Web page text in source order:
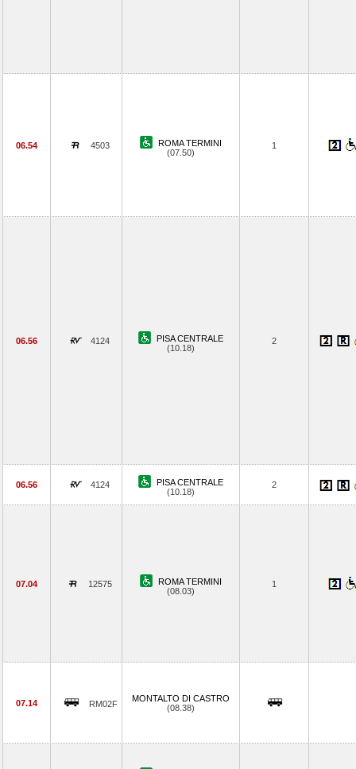
06.54 4503
ROMA TERMINI
(07.50)
1
06.56 4124
PISA CENTRALE
(10.18)
2
06.56 4124
PISA CENTRALE
(10.18)
2
07.04 12575
ROMA TERMINI
(08.03)
1
07.14 RM02F
MONTALTO DI CASTRO
(08.38)